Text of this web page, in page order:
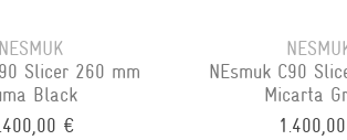
NESMUK
Slicer 260 mm
Black
€
NEsmuk C90
Micarta